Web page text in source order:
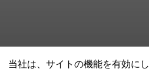
当社は、サイトの機能を有効にし